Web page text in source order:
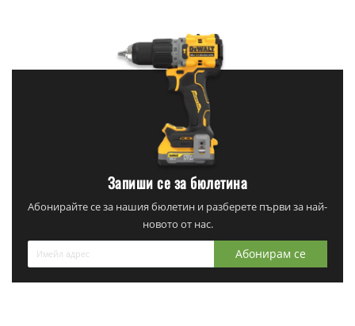
Запиши се за бюлетина
Абонирайте се за нашия бюлетин и разберете първи за най-
новото от нас.
Абонирам се